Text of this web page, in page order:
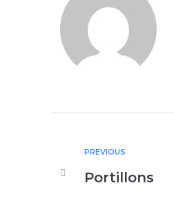
PREVIOUS
Portillons